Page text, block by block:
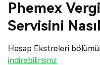
Phemex
Servisini
Hesap Ekstreleri
indirebilirsiniz